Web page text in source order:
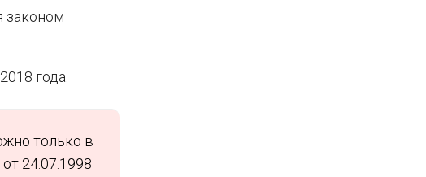
законом
года.
только в
24.07.1998